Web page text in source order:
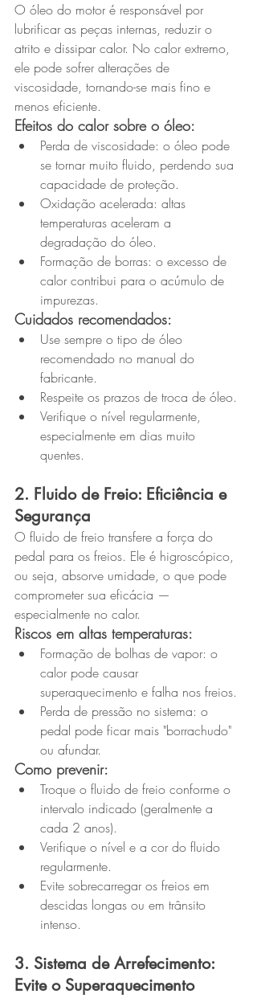
O óleo do motor é responsável por
lubrificar as peças internas, reduzir o
atrito e dissipar calor. No calor extremo,
ele pode sofrer alterações de
viscosidade, tornando-se mais fino e
menos eficiente.
Efeitos do calor sobre o óleo:
Perda de viscosidade: o óleo pode
se tornar muito fluido, perdendo sua
capacidade de proteção.
Oxidação acelerada: altas
temperaturas aceleram a
degradação do óleo.
Formação de borras: o excesso de
calor contribui para o acúmulo de
impurezas.
Cuidados recomendados:
Use sempre o tipo de óleo
recomendado no manual do
fabricante.
Respeite os prazos de troca de óleo.
Verifique o nível regularmente,
especialmente em dias muito
quentes.
2. Fluido de Freio: Eficiência e
Segurança
O fluido de freio transfere a força do
pedal para os freios. Ele é higroscópico,
ou seja, absorve umidade, o que pode
comprometer sua eficácia —
especialmente no calor.
Riscos em altas temperaturas:
Formação de bolhas de vapor: o
calor pode causar
superaquecimento e falha nos freios.
Perda de pressão no sistema: o
pedal pode ficar mais "borrachudo"
ou afundar.
Como prevenir:
Troque o fluido de freio conforme o
intervalo indicado (geralmente a
cada 2 anos).
Verifique o nível e a cor do fluido
regularmente.
Evite sobrecarregar os freios em
descidas longas ou em trânsito
intenso.
3. Sistema de Arrefecimento:
Evite o Superaquecimento